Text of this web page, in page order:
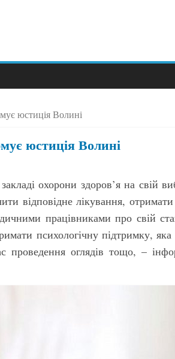
юстиція Волині
юстиція Волині
охорони здоров’я на свій
відповідне лікування,
працівниками про свій
психологічну підтримку,
проведення оглядів тощо, –